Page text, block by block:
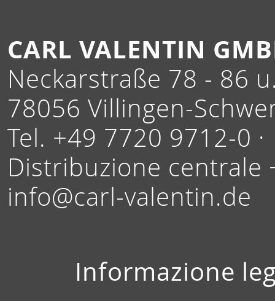
CARL VALENTIN
Neckarstraße 78 - 86
78056 Villingen-
Tel. +49 7720 9712-0 ·
Distribuzione centrale
info@carl-valentin.de
Informazione